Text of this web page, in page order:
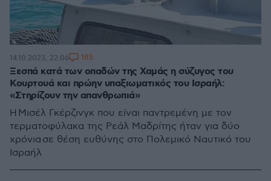
Ξεσπά κατά των οπαδών της Χαμάς η σύζυγος του
Κουρτουά και πρώην υπαξιωματικός του Ισραήλ:
«Στηρίζουν την απανθρωπιά»
Η Μισέλ Γκέρζινγκ που είναι παντρεμένη με τον
τερματοφύλακα της Ρεάλ Μαδρίτης ήταν για δύο
χρόνια σε θέση ευθύνης στο Πολεμικό Ναυτικό του
Ισραήλ
14.10.2023, 22:06 185